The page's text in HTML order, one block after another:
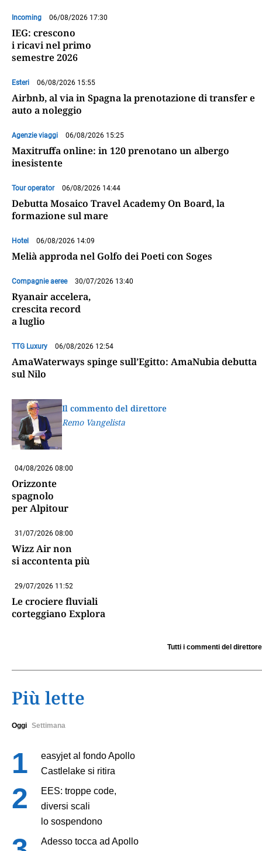
Incoming 06/08/2026 17:30
IEG: crescono
i ricavi nel primo
semestre 2026
Esteri 06/08/2026 15:55
Airbnb, al via in Spagna la prenotazione di transfer e
auto a noleggio
Agenzie viaggi 06/08/2026 15:25
Maxitruffa online: in 120 prenotano un albergo
inesistente
Tour operator 06/08/2026 14:44
Debutta Mosaico Travel Academy On Board, la
formazione sul mare
Hotel 06/08/2026 14:09
Melià approda nel Golfo dei Poeti con Soges
Compagnie aeree 30/07/2026 13:40
Ryanair accelera,
crescita record
a luglio
TTG Luxury 06/08/2026 12:54
AmaWaterways spinge sull’Egitto: AmaNubia debutta
sul Nilo
Il commento del direttore
Remo Vangelista
04/08/2026 08:00
Orizzonte
spagnolo
per Alpitour
31/07/2026 08:00
Wizz Air non
si accontenta più
29/07/2026 11:52
Le crociere fluviali
corteggiano Explora
Tutti i commenti del direttore
Più lette
Oggi Settimana
easyjet al fondo Apollo
Castlelake si ritira
EES: troppe code,
diversi scali
lo sospendono
Adesso tocca ad Apollo